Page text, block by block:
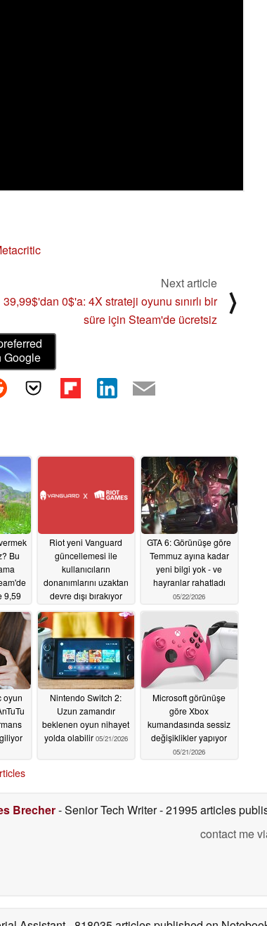
Next article
39,99$'dan 0$'a: 4X strateji oyunu sınırlı bir
süre için Steam'de ücretsiz
⟩
Google
Bu
9,59
Riot yeni Vanguard
güncellemesi ile
kullanıcıların
donanımlarını uzaktan
devre dışı bırakıyor
05/22/2026
GTA 6: Görünüşe göre
Temmuz ayına kadar
yeni bilgi yok - ve
hayranlar rahatladı
05/22/2026
oyun
Nintendo Switch 2:
Uzun zamandır
beklenen oyun nihayet
yolda olabilir 05/21/2026
Microsoft görünüşe
göre Xbox
kumandasında sessiz
değişiklikler yapıyor
05/21/2026
Brecher- Senior Tech Writer- 21995 articles
contact me